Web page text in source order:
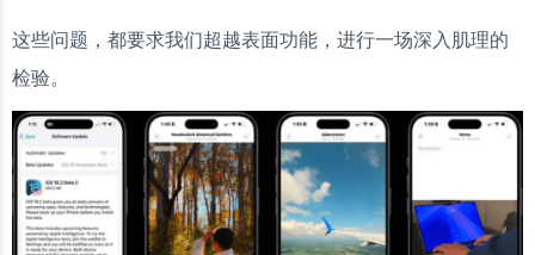
这些问题，都要求我们超越表面功能，进行一场深入肌理的
检验。